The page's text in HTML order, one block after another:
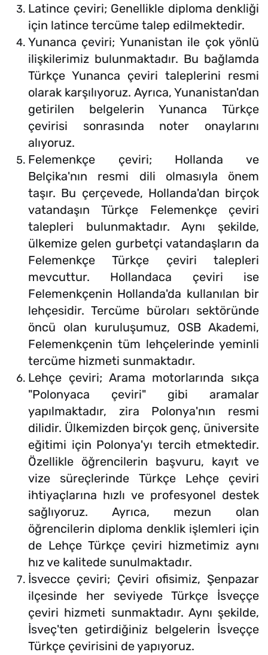
Latince çeviri; Genellikle diploma denkliği
için latince tercüme talep edilmektedir.
Yunanca çeviri; Yunanistan ile çok yönlü
ilişkilerimiz bulunmaktadır. Bu bağlamda
Türkçe Yunanca çeviri taleplerini resmi
olarak karşılıyoruz. Ayrıca, Yunanistan'dan
getirilen belgelerin Yunanca Türkçe
çevirisi sonrasında noter onaylarını
alıyoruz.
Felemenkçe çeviri; Hollanda ve
Belçika'nın resmi dili olmasıyla önem
taşır. Bu çerçevede, Hollanda'dan birçok
vatandaşın Türkçe Felemenkçe çeviri
talepleri bulunmaktadır. Aynı şekilde,
ülkemize gelen gurbetçi vatandaşların da
Felemenkçe Türkçe çeviri talepleri
mevcuttur. Hollandaca çeviri ise
Felemenkçenin Hollanda'da kullanılan bir
lehçesidir. Tercüme büroları sektöründe
öncü olan kuruluşumuz, OSB Akademi,
Felemenkçenin tüm lehçelerinde yeminli
tercüme hizmeti sunmaktadır.
Lehçe çeviri; Arama motorlarında sıkça
"Polonyaca çeviri" gibi aramalar
yapılmaktadır, zira Polonya'nın resmi
dilidir. Ülkemizden birçok genç, üniversite
eğitimi için Polonya'yı tercih etmektedir.
Özellikle öğrencilerin başvuru, kayıt ve
vize süreçlerinde Türkçe Lehçe çeviri
ihtiyaçlarına hızlı ve profesyonel destek
sağlıyoruz. Ayrıca, mezun olan
öğrencilerin diploma denklik işlemleri için
de Lehçe Türkçe çeviri hizmetimiz aynı
hız ve kalitede sunulmaktadır.
İsvecce çeviri; Çeviri ofisimiz, Şenpazar
ilçesinde her seviyede Türkçe İsveççe
çeviri hizmeti sunmaktadır. Aynı şekilde,
İsveç'ten getirdiğiniz belgelerin İsveççe
Türkçe çevirisini de yapıyoruz.